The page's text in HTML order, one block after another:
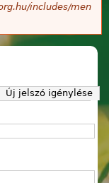
includes/men
fül)
Új jelszó igénylése